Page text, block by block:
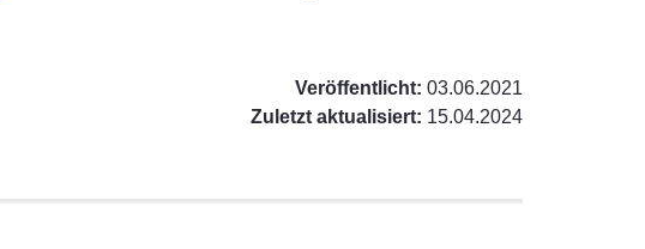
Veröffentlicht: 03.06.2021
Zuletzt aktualisiert: 15.04.2024